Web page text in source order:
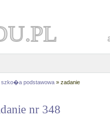
szko�a podstawowa » zadanie
nr 348